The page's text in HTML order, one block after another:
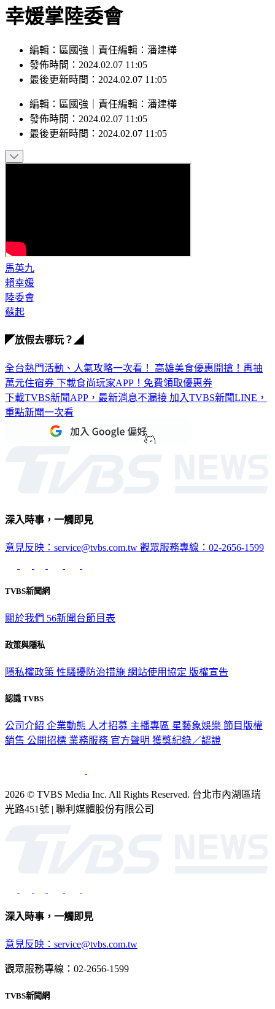
幸媛掌陸委會
編輯：區國強｜責任編輯：潘建樺
發佈時間：2024.02.07 11:05
最後更新時間：2024.02.07 11:05
編輯 ： 區國強 責任編輯 ： 潘建樺
發佈時間： 2024.02.07 11:05
最後更新時間： 2024.02.07 11:05
馬英九
賴幸媛
陸委會
蘇起
◤放假去哪玩？◢
全台熱門活動、人氣攻略一次看！ 高雄美食優惠開搶！再抽
萬元住宿券 下載食尚玩家APP！免費領取優惠券
下載TVBS新聞APP，最新消息不漏接 加入TVBS新聞LINE，
重點新聞一次看
深入時事，一觸即見
意見反映：service@tvbs.com.tw 觀眾服務專線：02-2656-1599
TVBS新聞網
關於我們 56新聞台節目表
政策與隱私
隱私權政策 性騷擾防治措施 網站使用協定 版權宣告
認識 TVBS
公司介紹 企業動態 人才招募 主播專區 星藝象娛樂 節目版權
銷售 公開招標 業務服務 官方聲明 獲獎紀錄／認證
2026 © TVBS Media Inc. All Rights Reserved. 台北市內湖區瑞
光路451號 | 聯利媒體股份有限公司
深入時事，一觸即見
意見反映：service@tvbs.com.tw
觀眾服務專線：02-2656-1599
TVBS新聞網